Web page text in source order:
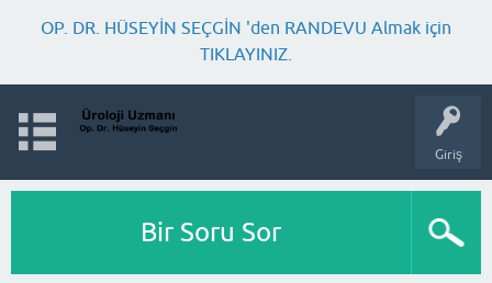
OP. DR. HÜSEYİN SEÇGİN 'den RANDEVU Almak için
TIKLAYINIZ.
Giriş
Bir Soru Sor